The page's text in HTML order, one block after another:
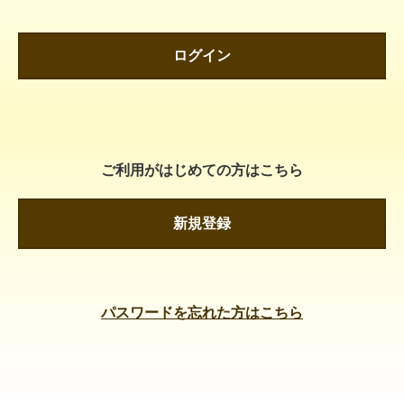
ログイン
ご利用がはじめての方はこちら
新規登録
パスワードを忘れた方はこちら